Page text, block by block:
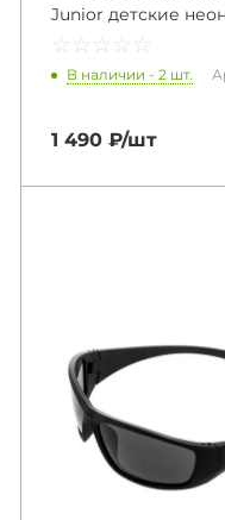
Junior детские
☆ ☆ ☆ ☆ ☆
★ ★ ★ ★ ★
В наличии - 2 шт.
1 490 ₽/шт